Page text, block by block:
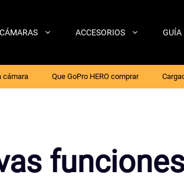
CÁMARAS ACCESORIOS GUÍA
cámara Que GoPro HERO comprar